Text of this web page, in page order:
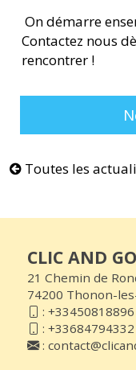
On démarre
Contactez nous
rencontrer !
Toutes les
CLIC AND GO
21 Chemin de
74200 Thonon-
: +33450818896
: +33684794332
: